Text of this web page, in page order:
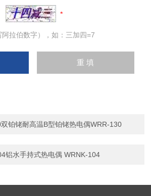
拉伯数字），如：三加四=7
铂铑耐高温B型铂铑热电偶WRR-130
铝水手持式热电偶 WRNK-104